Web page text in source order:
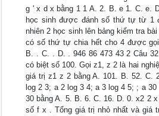
g ' x d x bằng 1 1 A. 2. B. e 1. C. e.
học sinh được đánh số thứ tự từ 1
nhiên 2 học sinh lên bảng kiểm tra
có số thứ tự chia hết cho 4 được
B. . C. . D. . 946 86 473 43 2 Câu
có biệt số 100. Gọi z1, z 2 là hai
giá trị z1 z 2 bằng A. 101. B. 52. C.
log 2 3; a 2 log 3 4; a 3 log 4 5; ; a
30 bằng A. 5. B. 6. C. 16. D. 0. x2 2
số f x . Tổng giá trị nhỏ nhất và giá